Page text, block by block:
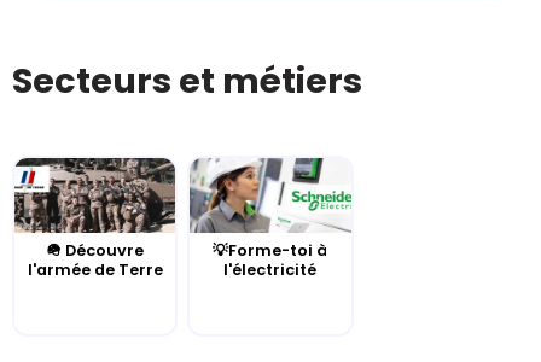
Secteurs et métiers
🪖 Découvre
l'armée de Terre
💡Forme-toi à
l'électricité